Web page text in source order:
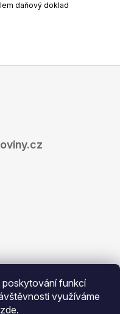
poskytování funkcí
využíváme
zde.
daňový doklad